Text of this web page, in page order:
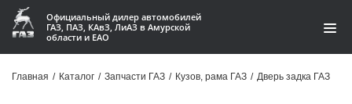
Официальный дилер автомобилей
ГАЗ, ПАЗ, КАвЗ, ЛиАЗ в Амурской
области и ЕАО
Главная / Каталог / Запчасти ГАЗ / Кузов, рама ГАЗ / Дверь задка ГАЗ